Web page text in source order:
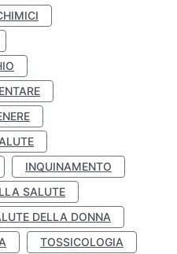
INQUINAMENTO
SALUTE
DELLA DONNA
TOSSICOLOGIA